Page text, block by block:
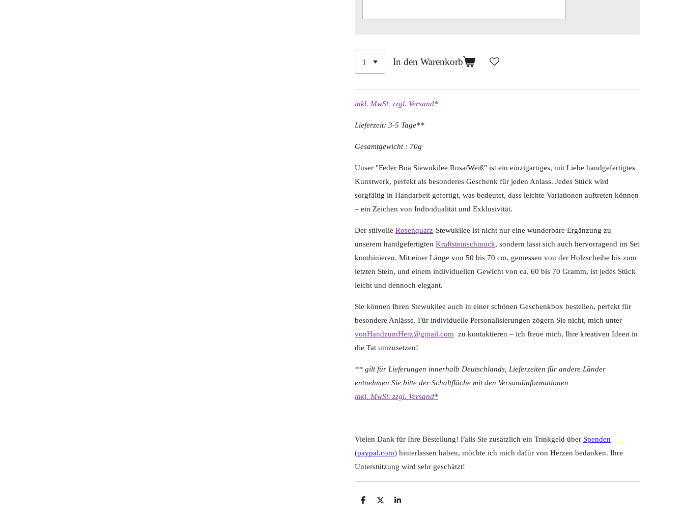
In den Warenkorb
inkl. MwSt. zzgl. Versand*
Lieferzeit: 3-5 Tage**
Gesamtgewicht : 70g
Unser "Feder Boa Stewukilee Rosa/Weiß" ist ein einzigartiges, mit Liebe handgefertigtes
Kunstwerk, perfekt als besonderes Geschenk für jeden Anlass. Jedes Stück wird
sorgfältig in Handarbeit gefertigt, was bedeutet, dass leichte Variationen auftreten können
– ein Zeichen von Individualität und Exklusivität.
Der stilvolle Rosenquarz-Stewukilee ist nicht nur eine wunderbare Ergänzung zu
unserem handgefertigten Kraftsteinschmuck, sondern lässt sich auch hervorragend im Set
kombinieren. Mit einer Länge von 50 bis 70 cm, gemessen von der Holzscheibe bis zum
letzten Stein, und einem individuellen Gewicht von ca. 60 bis 70 Gramm, ist jedes Stück
leicht und dennoch elegant.
Sie können Ihren Stewukilee auch in einer schönen Geschenkbox bestellen, perfekt für
besondere Anlässe. Für individuelle Personalisierungen zögern Sie nicht, mich unter
vonHandzumHerz@gmail.com zu kontaktieren – ich freue mich, Ihre kreativen Ideen in
die Tat umzusetzen!
** gilt für Lieferungen innerhalb Deutschlands, Lieferzeiten für andere Länder
entnehmen Sie bitte der Schaltfläche mit den Versandinformationen
inkl. MwSt. zzgl. Versand*
Vielen Dank für Ihre Bestellung! Falls Sie zusätzlich ein Trinkgeld über Spenden
(paypal.com) hinterlassen haben, möchte ich mich dafür von Herzen bedanken. Ihre
Unterstützung wird sehr geschätzt!
T
T
T